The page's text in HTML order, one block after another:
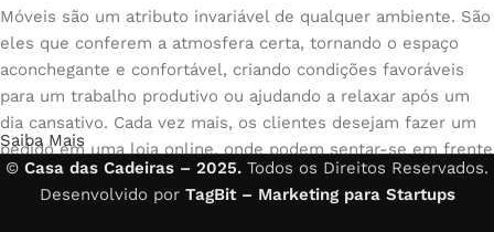
Móveis são um atributo invariável de qualquer ambiente. São
eles que conferem a atmosfera certa, tornando o espaço
aconchegante e confortável, criando condições favoráveis
para um trabalho produtivo ou ajudando a relaxar após um
dia cansativo. Cada vez mais, os clientes desejam fazer um
pedido em uma loja online, onde podem sentar-se em frente
ao computador no seu tempo livre, organizar os móveis da
foto e comprar com tranquilidade os móveis que gostam. A
Saiba Mais
© Casa das Cadeiras – 2025. Todos os Direitos Reservados.
Desenvolvido por TagBit – Marketing para Startups